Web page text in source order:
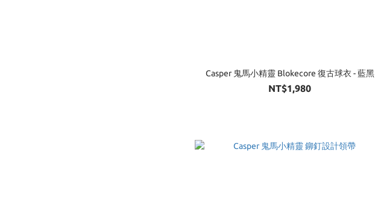
Casper 鬼馬小精靈 Blokecore 復古球衣 - 藍黑
NT$1,980